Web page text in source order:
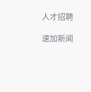
人才招聘
速加新闻